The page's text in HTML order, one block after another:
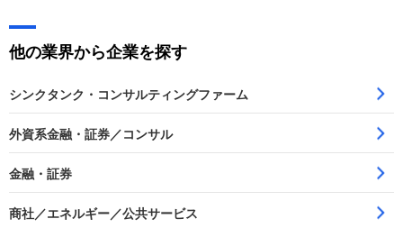
他の業界から企業を探す
シンクタンク・コンサルティングファーム
外資系金融・証券／コンサル
金融・証券
商社／エネルギー／公共サービス